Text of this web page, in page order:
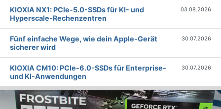
KIOXIA NX1: PCIe-5.0-SSDs für KI- und
Hyperscale-Rechenzentren
03.08.2026
Fünf einfache Wege, wie dein Apple-Gerät
sicherer wird
30.07.2026
KIOXIA CM10: PCIe-6.0-SSDs für Enterprise-
und KI-Anwendungen
30.07.2026